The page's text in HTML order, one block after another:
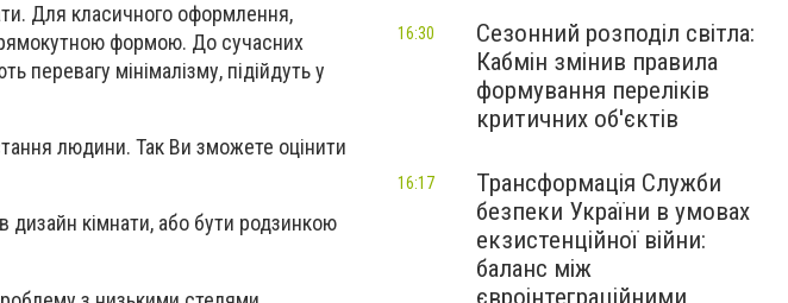
Для класичного оформлення,
формою. До сучасних
перевагу мінімалізму, підійдуть у
людини. Так Ви зможете оцінити
кімнати, або бути родзинкою
Сезонний розподіл світла:
Кабмін змінив правила
формування переліків
критичних об'єктів
16:30
Трансформація Служби
безпеки України в умовах
екзистенційної війни:
баланс між
євроінтеграційними
16:17